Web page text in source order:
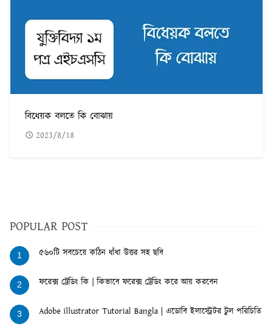
বিধেয়ক বলতে কি বোঝায়
2023/8/18
POPULAR POST
1 ৫৬০টি সবচেয়ে কঠিন ধাঁধা উত্তর সহ ছবি
2 ফরেক্স ট্রেডিং কি | কিভাবে ফরেক্স ট্রেডিং করে আয় করবেন
3 Adobe illustrator Tutorial Bangla | এডোবি ইলাস্ট্রেটর টুল পরিচিতি